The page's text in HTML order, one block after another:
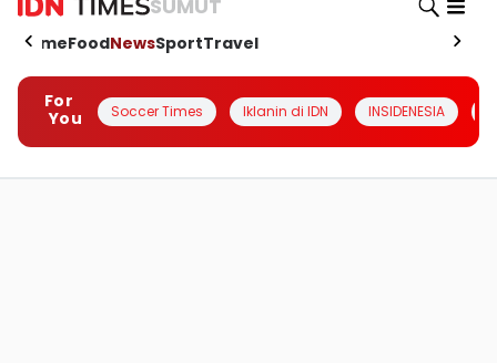
SUMUT
HomeFoodNewsSportTravel
For
You
Soccer Times Iklanin di IDN INSIDENESIA